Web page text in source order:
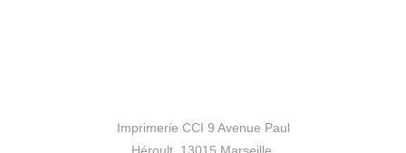
Imprimerie CCI 9 Avenue Paul